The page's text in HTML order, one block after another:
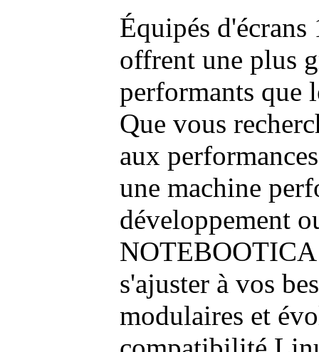
Équipés
offrent une plus
performants que
Que vous
aux
une machine
développement
NOTEBOOTICA
s'ajuster à vos
modulaires et